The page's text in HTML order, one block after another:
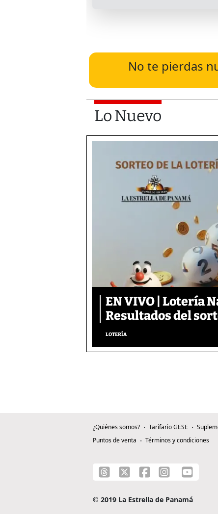
No te pierdas
Lo Nuevo
EN VIVO | Lotería
Resultados del
LOTERÍA
¿Quiénes somos? Tarifario GESE
Puntos de venta
Términos y condiciones
© 2019 La Estrella de Panamá